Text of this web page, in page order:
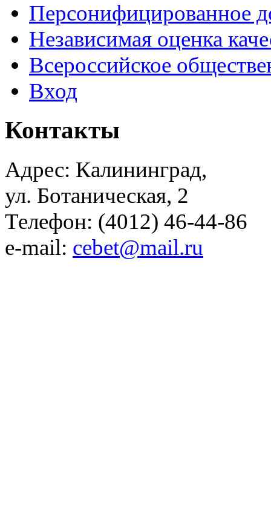
Персонифицированное
Независимая оценка
Всероссийское
Вход
Контакты
Адрес: Калининград,
ул. Ботаническая, 2
Телефон: (4012) 46-44-86
e-mail: cebet@mail.ru